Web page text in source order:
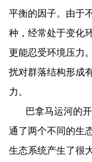
平衡的因子。由于
种，经常处于变化
更能忍受环境压力
扰对群落结构形成
力。
巴拿马运河的
通了两个不同的生
生态系统产生了很